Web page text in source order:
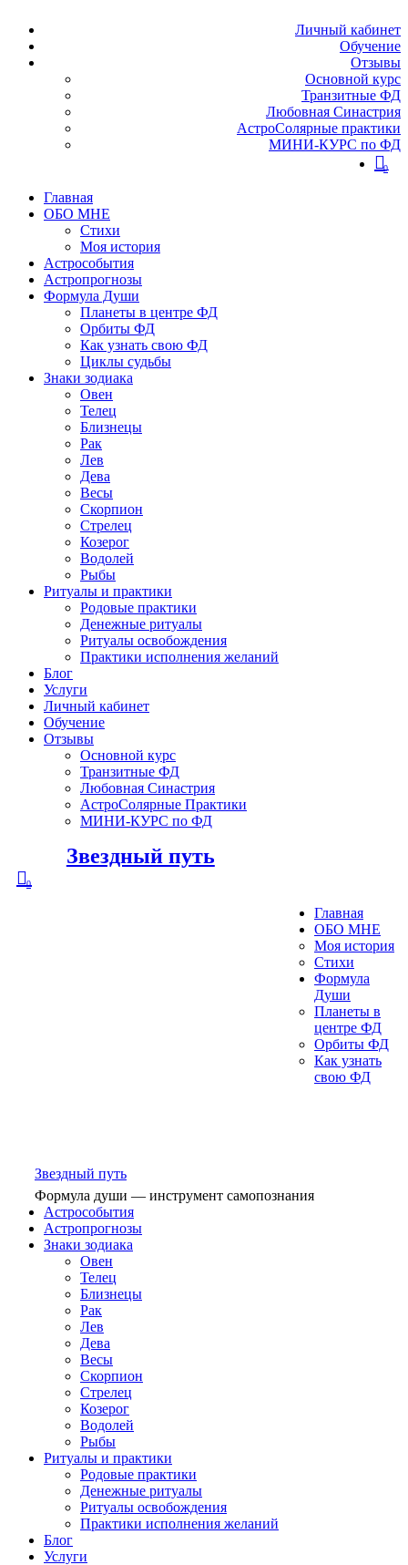
Личный кабинет
Обучение
Отзывы
Основной курс
Транзитные ФД
Любовная Синастрия
АстроСолярные практики
МИНИ-КУРС по ФД
0
Главная
ОБО МНЕ
Стихи
Моя история
Астрособытия
Астропрогнозы
Формула Души
Планеты в центре ФД
Орбиты ФД
Как узнать свою ФД
Циклы судьбы
Знаки зодиака
Овен
Телец
Близнецы
Рак
Лев
Дева
Весы
Скорпион
Стрелец
Козерог
Водолей
Рыбы
Ритуалы и практики
Родовые практики
Денежные ритуалы
Ритуалы освобождения
Практики исполнения желаний
Блог
Услуги
Личный кабинет
Обучение
Отзывы
Основной курс
Транзитные ФД
Любовная Синастрия
АстроСолярные Практики
МИНИ-КУРС по ФД
Звездный путь
0
Звездный путь
Формула души — инструмент самопознания
Главная
ОБО МНЕ
Моя история
Стихи
Формула
Души
Планеты в
центре ФД
Орбиты ФД
Как узнать
свою ФД
Астрособытия
Астропрогнозы
Знаки зодиака
Овен
Телец
Близнецы
Рак
Лев
Дева
Весы
Скорпион
Стрелец
Козерог
Водолей
Рыбы
Ритуалы и практики
Родовые практики
Денежные ритуалы
Ритуалы освобождения
Практики исполнения желаний
Блог
Услуги